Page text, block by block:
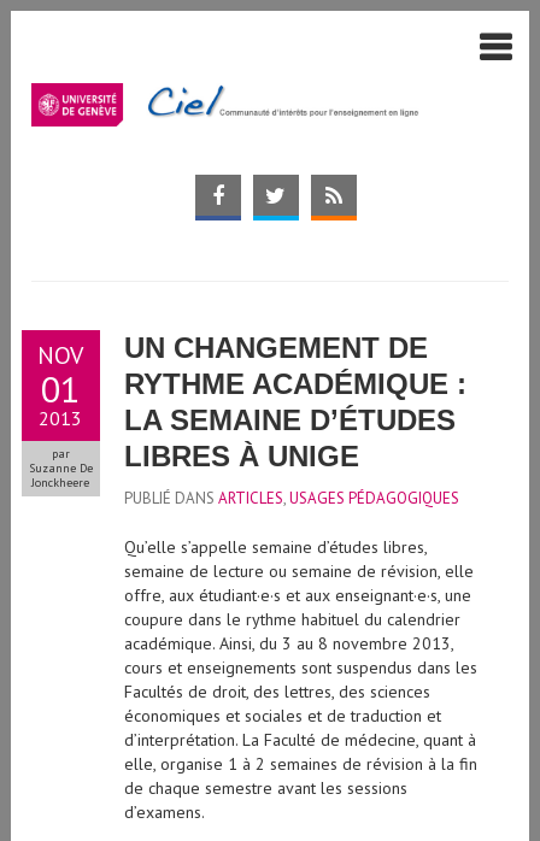
NOV
01
2013
par
Suzanne De
Jonckheere
UN CHANGEMENT DE
RYTHME ACADÉMIQUE :
LA SEMAINE D’ÉTUDES
LIBRES À UNIGE
PUBLIÉ DANS ARTICLES,USAGES PÉDAGOGIQUES
Qu’elle s’appelle semaine d’études libres,
semaine de lecture ou semaine de révision, elle
offre, aux étudiant·e·s et aux enseignant·e·s, une
coupure dans le rythme habituel du calendrier
académique. Ainsi, du 3 au 8 novembre 2013,
cours et enseignements sont suspendus dans les
Facultés de droit, des lettres, des sciences
économiques et sociales et de traduction et
d’interprétation. La Faculté de médecine, quant à
elle, organise 1 à 2 semaines de révision à la fin
de chaque semestre avant les sessions
d’examens.